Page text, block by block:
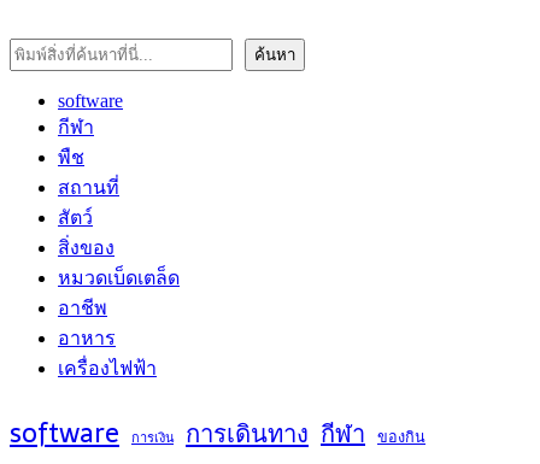
ค้นหา ค้นหา
software
กีฬา
พืช
สถานที่
สัตว์
สิ่งของ
หมวดเบ็ดเตล็ด
อาชีพ
อาหาร
เครื่องไฟฟ้า
software การเงิน การเดินทาง กีฬา ของกิน